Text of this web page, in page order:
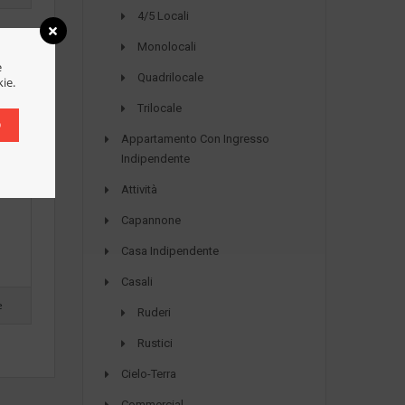
4/5 Locali
Monolocali
Quadrilocale
Trilocale
Appartamento Con Ingresso
Indipendente
Attività
Capannone
Casa Indipendente
Casali
Ruderi
Rustici
Cielo-Terra